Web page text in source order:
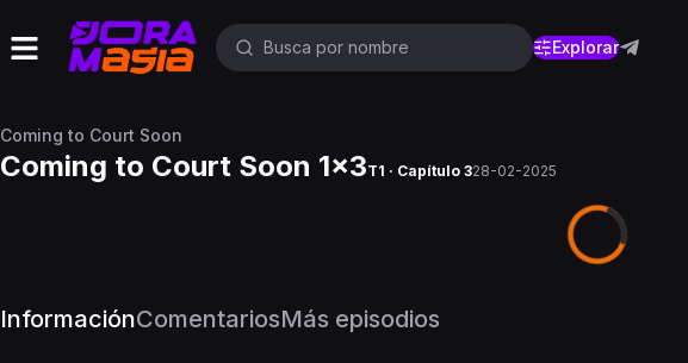
Explorar
Coming to Court Soon
Coming to Court Soon 1x3T1 · Capítulo 328-02-2025
InformaciónComentariosMás episodios